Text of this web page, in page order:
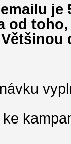
je
od toho,